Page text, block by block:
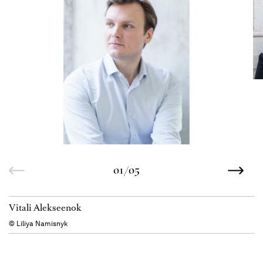
01/05
Vitali Alekseenok
© Liliya Namisnyk